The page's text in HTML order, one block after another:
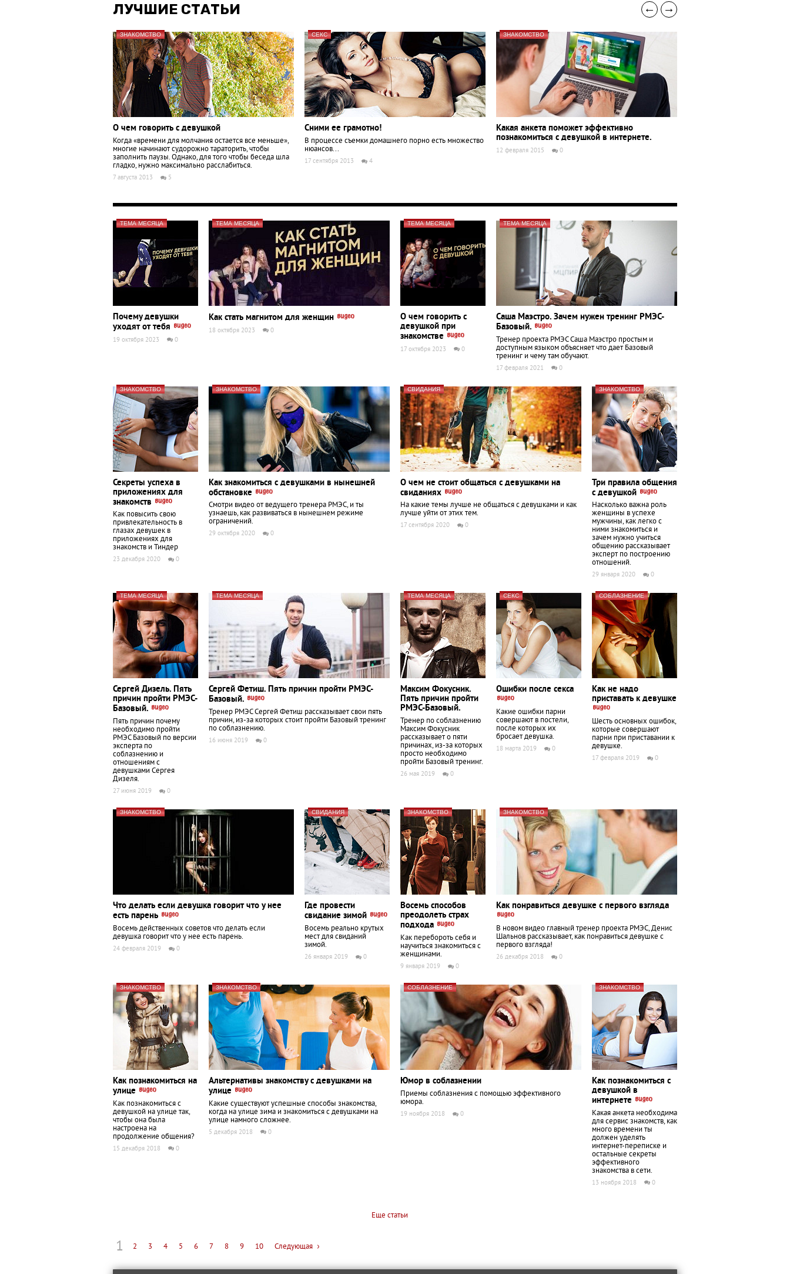
← →
ЛУЧШИЕ СТАТЬИ
ЗНАКОМСТВО
О чем говорить с девушкой
Когда «времени для молчания остается все меньше»,
многие начинают судорожно тараторить, чтобы
заполнить паузы. Однако, для того чтобы беседа шла
гладко, нужно максимально расслабиться.
7 августа 2013 5
СЕКС
Сними ее грамотно!
В процессе съемки домашнего порно есть множество
нюансов...
17 сентября 2013 4
ЗНАКОМСТВО
Какая анкета поможет эффективно
познакомиться с девушкой в интернете.
12 февраля 2015 0
ТЕМА МЕСЯЦА
Почему девушки
уходят от тебя
19 октября 2023 0
ТЕМА МЕСЯЦА
Как стать магнитом для женщин
18 октября 2023 0
ТЕМА МЕСЯЦА
О чем говорить с
девушкой при
знакомстве
17 октября 2023 0
ТЕМА МЕСЯЦА
Саша Маэстро. Зачем нужен тренинг РМЭС-
Базовый.
Тренер проекта РМЭС Саша Маэстро простым и
доступным языком объясняет что дает Базовый
тренинг и чему там обучают.
17 февраля 2021 0
ЗНАКОМСТВО
Секреты успеха в
приложениях для
знакомств
Как повысить свою
привлекательность в
глазах девушек в
приложениях для
знакомств и Тиндер
23 декабря 2020 0
ЗНАКОМСТВО
Как знакомиться с девушками в нынешней
обстановке
Смотри видео от ведущего тренера РМЭС, и ты
узнаешь, как развиваться в нынешнем режиме
ограничений.
29 октября 2020 0
СВИДАНИЯ
О чем не стоит общаться с девушками на
свиданиях
На какие темы лучше не общаться с девушками и как
лучше уйти от этих тем.
17 сентября 2020 0
ЗНАКОМСТВО
Три правила общения
с девушкой
Насколько важна роль
женщины в успехе
мужчины, как легко с
ними знакомиться и
зачем нужно учиться
общению рассказывает
эксперт по построению
отношений.
29 января 2020 0
ТЕМА МЕСЯЦА
Сергей Дизель. Пять
причин пройти РМЭС-
Базовый.
Пять причин почему
необходимо пройти
РМЭС Базовый по версии
эксперта по
соблазнению и
отношениям с
девушками Сергея
Дизеля.
27 июня 2019 0
ТЕМА МЕСЯЦА
Сергей Фетиш. Пять причин пройти РМЭС-
Базовый.
Тренер РМЭС Сергей Фетиш рассказывает свои пять
причин, из-за которых стоит пройти Базовый тренинг
по соблазнению.
16 июня 2019 0
ТЕМА МЕСЯЦА
Максим Фокусник.
Пять причин пройти
РМЭС-Базовый.
Тренер по соблазнению
Максим Фокусник
рассказывает о пяти
причинах, из-за которых
просто необходимо
пройти Базовый тренинг.
26 мая 2019 0
СЕКС
Ошибки после секса
Какие ошибки парни
совершают в постели,
после которых их
бросает девушка.
18 марта 2019 0
СОБЛАЗНЕНИЕ
Как не надо
приставать к девушке
Шесть основных ошибок,
которые совершают
парни при приставании к
девушке.
17 февраля 2019 0
ЗНАКОМСТВО
Что делать если девушка говорит что у нее
есть парень
Восемь действенных советов что делать если
девушка говорит что у нее есть парень.
24 февраля 2019 0
СВИДАНИЯ
Где провести
свидание зимой
Восемь реально крутых
мест для свиданий
зимой.
26 января 2019 0
ЗНАКОМСТВО
Восемь способов
преодолеть страх
подхода
Как перебороть себя и
научиться знакомиться с
женщинами.
9 января 2019 0
ЗНАКОМСТВО
Как понравиться девушке с первого взгляда
В новом видео главный тренер проекта РМЭС, Денис
Шальнов рассказывает, как понравиться девушке с
первого взгляда!
26 декабря 2018 0
ЗНАКОМСТВО
Как познакомиться на
улице
Как познакомиться с
девушкой на улице так,
чтобы она была
настроена на
продолжение общения?
15 декабря 2018 0
ЗНАКОМСТВО
Альтернативы знакомству с девушками на
улице
Какие существуют успешные способы знакомства,
когда на улице зима и знакомиться с девушками на
улице намного сложнее.
5 декабря 2018 0
СОБЛАЗНЕНИЕ
Юмор в соблазнении
Приемы соблазнения с помощью эффективного
юмора.
19 ноября 2018 0
ЗНАКОМСТВО
Как познакомиться с
девушкой в
интернете
Какая анкета необходима
для сервис знакомств, как
много времени ты
должен уделять
интернет-переписке и
остальные секреты
эффективного
знакомства в сети.
13 ноября 2018 0
Еще статьи
1 2 3 4 5 6 7 8 9 10 Следующая